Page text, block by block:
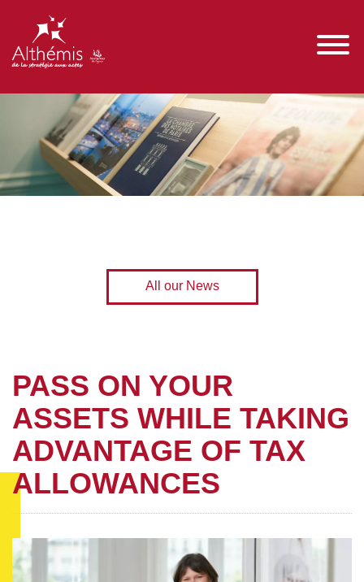
All our News
PASS ON YOUR
ASSETS WHILE TAKING
ADVANTAGE OF TAX
ALLOWANCES